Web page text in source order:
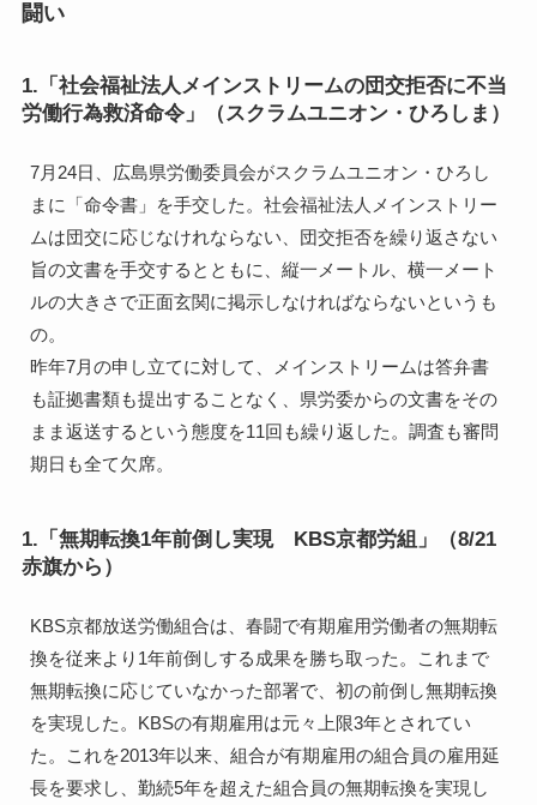
闘い
1.「社会福祉法人メインストリームの団交拒否に不当
労働行為救済命令」（スクラムユニオン・ひろしま）
7月24日、広島県労働委員会がスクラムユニオン・ひろし
まに「命令書」を手交した。社会福祉法人メインストリー
ムは団交に応じなけれならない、団交拒否を繰り返さない
旨の文書を手交するとともに、縦一メートル、横一メート
ルの大きさで正面玄関に掲示しなければならないというも
の。
昨年7月の申し立てに対して、メインストリームは答弁書
も証拠書類も提出することなく、県労委からの文書をその
まま返送するという態度を11回も繰り返した。調査も審問
期日も全て欠席。
1.「無期転換1年前倒し実現 KBS京都労組」（8/21
赤旗から）
KBS京都放送労働組合は、春闘で有期雇用労働者の無期転
換を従来より1年前倒しする成果を勝ち取った。これまで
無期転換に応じていなかった部署で、初の前倒し無期転換
を実現した。KBSの有期雇用は元々上限3年とされてい
た。これを2013年以来、組合が有期雇用の組合員の雇用延
長を要求し、勤続5年を超えた組合員の無期転換を実現し